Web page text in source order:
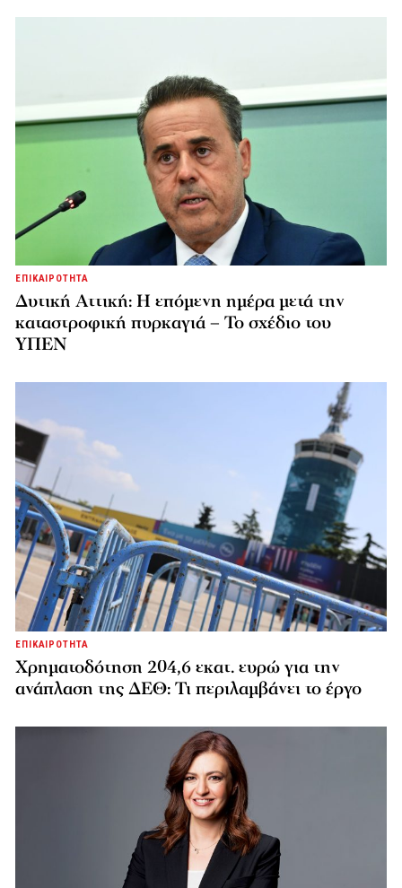
ΕΠΙΚΑΙΡΟΤΗΤΑ
Δυτική Αττική: Η επόμενη ημέρα μετά την
καταστροφική πυρκαγιά – Το σχέδιο του
ΥΠΕΝ
ΕΠΙΚΑΙΡΟΤΗΤΑ
Χρηματοδότηση 204,6 εκατ. ευρώ για την
ανάπλαση της ΔΕΘ: Τι περιλαμβάνει το έργο